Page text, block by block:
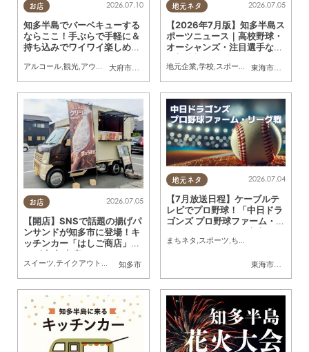
お店
大府市
,知多市 半田市,常滑市,美浜町,南知多町
2026.07.10
知多半島でバーベキューする
ならここ！手ぶらで手軽に＆
持ち込みでワイワイ楽しめる
アルコール,観光,アウトドア ,家族 カップル
地元ネタ
東海市
,大府市
2026.07.05
【2026年7月版】知多半島ス
ポーツニュース｜高校野球・
オーシャンズ・注目選手など
最新情報まとめ
地元企業,学校,スポーツ 家族,おひとりさ
お店
知多市
2026.07.05
【開店】SNSで話題の揚げパ
ンサンドが知多市に登場！キ
ッチンカー「はしご商店」が
5/6(水)初出店
スイーツ テイクアウト キッチンカー
地元ネタ
東海市
,大府市
2026.07.04
【7月放送日程】ケーブルテ
レビでプロ野球！「中日ドラ
ゴンズ プロ野球ファーム・リ
まちネタ ,スポーツ,ちたまる広告